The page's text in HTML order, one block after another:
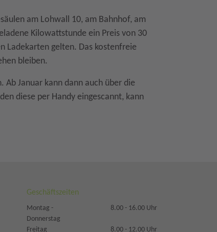
am Lohwall 10, am Bahnhof, am
Kilowattstunde ein Preis von 30
Ladekarten gelten. Das kostenfreie
bleiben.
Ab Januar kann dann auch über die
diese per Handy eingescannt, kann
Geschäftszeiten
Montag -
Donnerstag
8.00 - 16.00 Uhr
Freitag 8.00 - 12.00 Uhr